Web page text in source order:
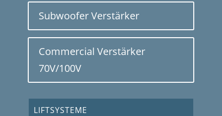
Subwoofer Verstärker
Commercial Verstärker
70V/100V
LIFTSYSTEME